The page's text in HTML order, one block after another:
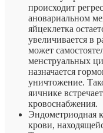
происходит
ановариальном
яйцеклетка
увеличивается в
может
менструальных
назначается
уничтожение.
яичнике
кровоснабжения.
Эндометриодная
крови,